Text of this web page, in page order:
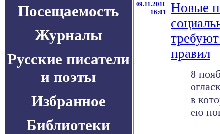
Посещаемость
Журналы
Русские писатели
и поэты
Избранное
Библиотеки
09.11.2010
16:01
Новые
правил
8
в
ею